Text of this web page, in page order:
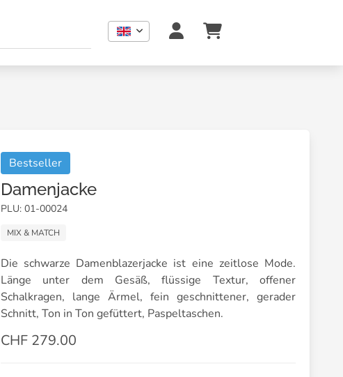
Bestseller
Damenjacke
PLU: 01-00024
MIX & MATCH
Die schwarze Damenblazerjacke ist eine zeitlose Mode.
Länge unter dem Gesäß, flüssige Textur, offener
Schalkragen, lange Ärmel, fein geschnittener, gerader
Schnitt, Ton in Ton gefüttert, Paspeltaschen.
CHF 279.00